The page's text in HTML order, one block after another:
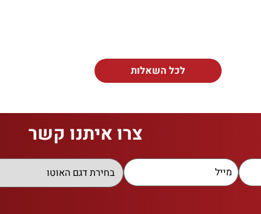
לכל השאלות
צרו איתנו קשר